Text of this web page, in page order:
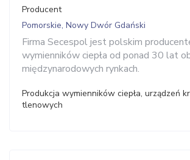
Producent
Pomorskie, Nowy Dwór Gdański
Firma Secespol jest polskim
wymienników ciepła od ponad 30 lat
międzynarodowych rynkach.
Produkcja wymienników ciepła, urządzeń
tlenowych